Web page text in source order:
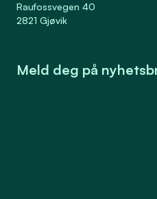
Raufossvegen 40
2821 Gjøvik
Meld deg på